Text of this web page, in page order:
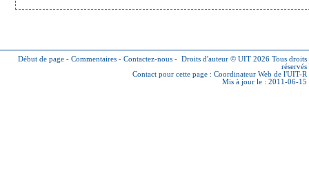
Début de page - Commentaires - Contactez-nous - Droits d'auteur © UIT 2026 Tous droits
réservés
Contact pour cette page : Coordinateur Web de l'UIT-R
Mis à jour le : 2011-06-15